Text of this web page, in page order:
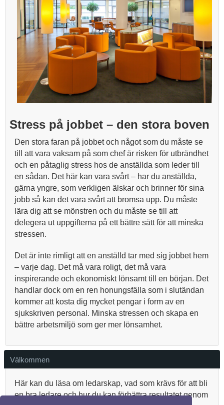
Stress på jobbet – den stora boven
Den stora faran på jobbet och något som du måste se
till att vara vaksam på som chef är risken för utbrändhet
och en påtaglig stress hos de anställda som leder till
en sådan. Det här kan vara svårt – har du anställda,
gärna yngre, som verkligen älskar och brinner för sina
jobb så kan det vara svårt att bromsa upp. Du måste
lära dig att se mönstren och du måste se till att
delegera ut uppgifterna på ett bättre sätt för att minska
stressen.
Det är inte rimligt att en anställd tar med sig jobbet hem
– varje dag. Det må vara roligt, det må vara
inspirerande och ekonomiskt lönsamt till en början. Det
handlar dock om en ren honungsfälla som i slutändan
kommer att kosta dig mycket pengar i form av en
sjukskriven personal. Minska stressen och skapa en
bättre arbetsmiljö som ger mer lönsamhet.
Välkommen
Här kan du läsa om ledarskap, vad som krävs för att bli
en bra ledare och hur du kan förbättra resultatet genom